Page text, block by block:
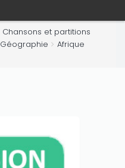
Chansons et partitions
Géographie
Afrique